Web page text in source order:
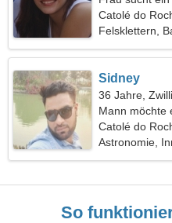
Catolé do
Felsklettern,
Sidney
36 Jahre,
Mann möchte
Catolé do
Astronomie,
So